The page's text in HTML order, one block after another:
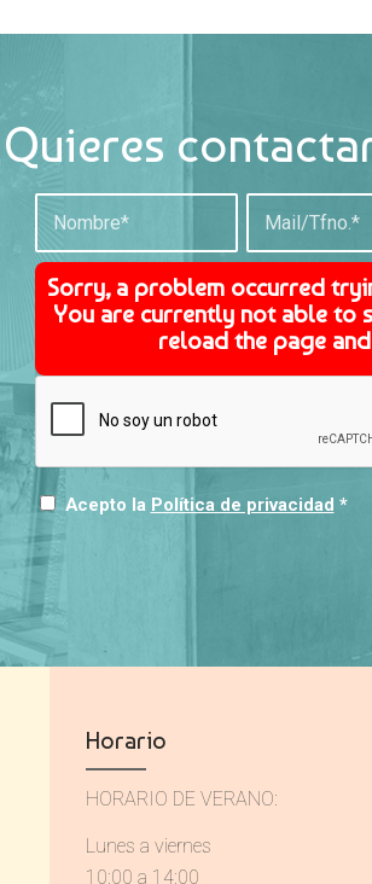
Sorry, a problem occurred
You are currently not able to
reload the page
Acepto la Política de privacidad *
Horario
HORARIO DE VERANO:
Lunes a viernes
10:00 a 14:00